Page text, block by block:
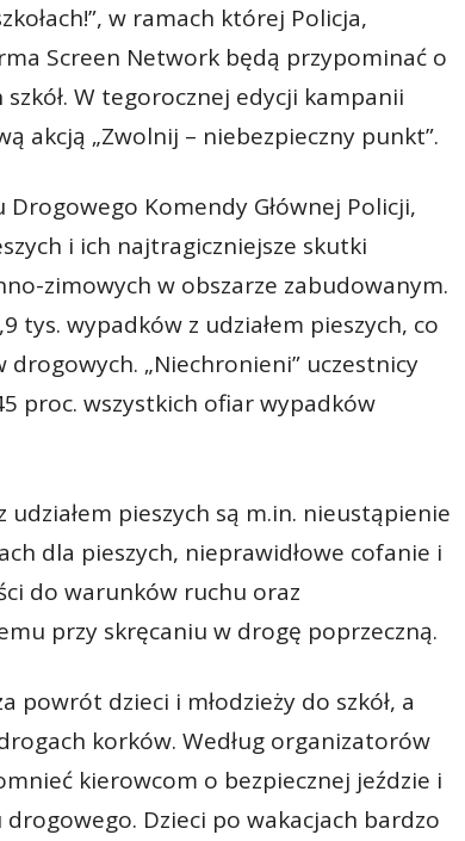
w ramach której Policja,
Screen Network będą przypominać o
W tegorocznej edycji kampanii
akcją „Zwolnij – niebezpieczny punkt”.
Komendy Głównej Policji,
i ich najtragiczniejsze skutki
zimowych w obszarze zabudowanym.
wypadków z udziałem pieszych, co
„Niechronieni” uczestnicy
proc. wszystkich ofiar wypadków
pieszych są m.in. nieustąpienie
dla pieszych, nieprawidłowe cofanie i
do warunków ruchu oraz
przy skręcaniu w drogę poprzeczną.
powrót dzieci i młodzieży do szkół, a
korków. Według organizatorów
kierowcom o bezpiecznej jeździe i
Dzieci po wakacjach bardzo